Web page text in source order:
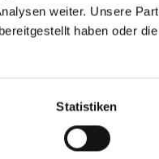
weiter. Unsere
haben oder
Statistiken
soll
auf
am